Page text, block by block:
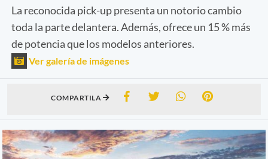
La reconocida pick-up presenta un notorio cambio
toda la parte delantera. Además, ofrece un 15 % más
de potencia que los modelos anteriores.
Ver galería de imágenes
COMPARTILA